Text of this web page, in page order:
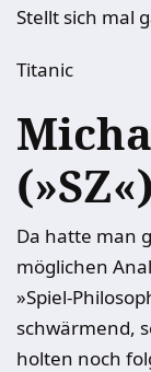
Stellt sich mal
Titanic
Da hatte man
möglichen
»Spiel-
schwärmend,
holten noch